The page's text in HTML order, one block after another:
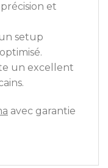
et
setup
un excellent
avec garantie